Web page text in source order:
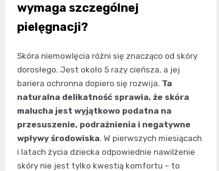
wymaga szczególnej
pielęgnacji?
Skóra niemowlęcia różni się znacząco od skóry
dorosłego. Jest około 5 razy cieńsza, a jej
bariera ochronna dopiero się rozwija. Ta
naturalna delikatność sprawia, że skóra
malucha jest wyjątkowo podatna na
przesuszenie, podrażnienia i negatywne
wpływy środowiska. W pierwszych miesiącach
i latach życia dziecka odpowiednie nawilżenie
skóry nie jest tylko kwestią komfortu – to